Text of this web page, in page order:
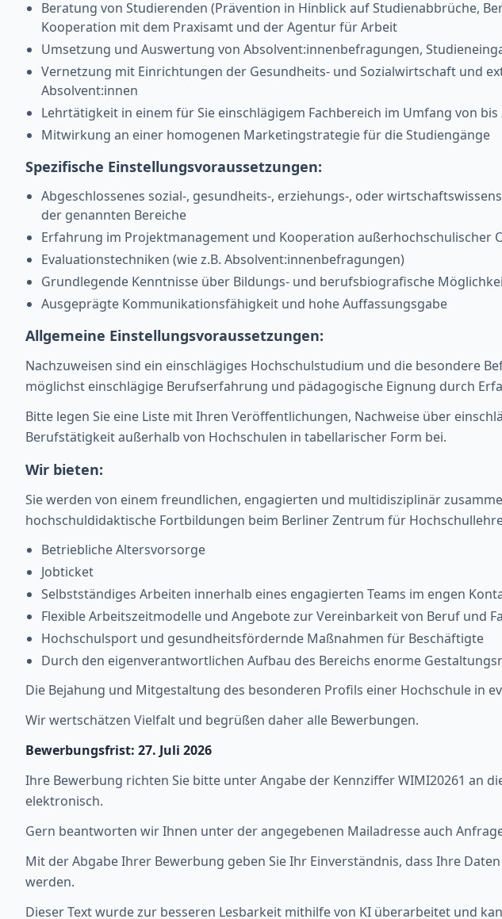
Beratung von Studierenden (Prävention in Hinblick auf Studienabbrüche,
Kooperation mit dem Praxisamt und der Agentur für Arbeit
Umsetzung und Auswertung von Absolvent:innenbefragungen,
Vernetzung mit Einrichtungen der Gesundheits- und Sozialwirtschaft und
Absolvent:innen
Lehrtätigkeit in einem für Sie einschlägigem Fachbereich im Umfang von
Mitwirkung an einer homogenen Marketingstrategie für die Studiengänge
Spezifische Einstellungsvoraussetzungen:
Abgeschlossenes sozial-, gesundheits-, erziehungs-, oder
der genannten Bereiche
Erfahrung im Projektmanagement und Kooperation
Evaluationstechniken (wie z.B. Absolvent:innenbefragungen)
Grundlegende Kenntnisse über Bildungs- und berufsbiografische
Ausgeprägte Kommunikationsfähigkeit und hohe Auffassungsgabe
Allgemeine Einstellungsvoraussetzungen:
Nachzuweisen sind ein einschlägiges Hochschulstudium und die besondere
möglichst einschlägige Berufserfahrung und pädagogische Eignung durch
Bitte legen Sie eine Liste mit Ihren Veröffentlichungen, Nachweise über
Berufstätigkeit außerhalb von Hochschulen in tabellarischer Form bei.
Wir bieten:
Sie werden von einem freundlichen, engagierten und multidisziplinär
hochschuldidaktische Fortbildungen beim Berliner Zentrum für
Betriebliche Altersvorsorge
Jobticket
Selbstständiges Arbeiten innerhalb eines engagierten Teams im engen
Flexible Arbeitszeitmodelle und Angebote zur Vereinbarkeit von Beruf und
Hochschulsport und gesundheitsfördernde Maßnahmen für Beschäftigte
Durch den eigenverantwortlichen Aufbau des Bereichs enorme
Die Bejahung und Mitgestaltung des besonderen Profils einer Hochschule in
Wir wertschätzen Vielfalt und begrüßen daher alle Bewerbungen.
Bewerbungsfrist: 27. Juli 2026
Ihre Bewerbung richten Sie bitte unter Angabe der Kennziffer WIMI20261 an
elektronisch.
Gern beantworten wir Ihnen unter der angegebenen Mailadresse auch
Mit der Abgabe Ihrer Bewerbung geben Sie Ihr Einverständnis, dass Ihre
werden.
Dieser Text wurde zur besseren Lesbarkeit mithilfe von KI überarbeitet und